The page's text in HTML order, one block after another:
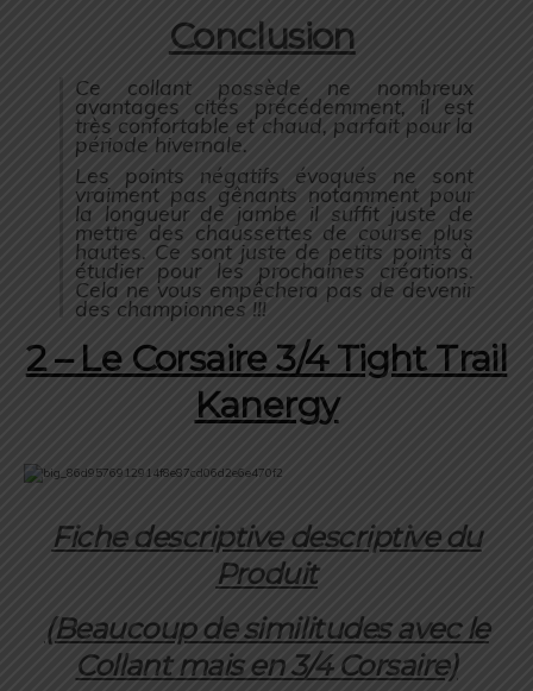
Conclusion
Ce collant possède ne nombreux
avantages cités précédemment, il est
très confortable et chaud, parfait pour la
période hivernale.
Les points négatifs évoqués ne sont
vraiment pas gênants notamment pour
la longueur de jambe il suffit juste de
mettre des chaussettes de course plus
hautes. Ce sont juste de petits points à
étudier pour les prochaines créations.
Cela ne vous empêchera pas de devenir
des championnes !!!
2 – Le Corsaire 3/4 Tight Trail
Kanergy
Fiche descriptive descriptive du
Produit
(Beaucoup de similitudes avec le
Collant mais en 3/4 Corsaire)